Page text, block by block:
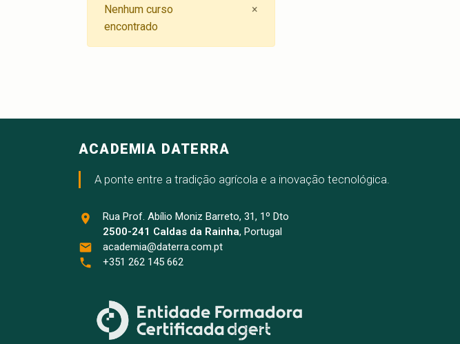
×
Nenhum curso
encontrado
ACADEMIA DATERRA
A ponte entre a tradição agrícola e a inovação tecnológica.
Rua Prof. Abílio Moniz Barreto, 31, 1º Dto
2500-241 Caldas da Rainha, Portugal
academia@daterra.com.pt
+351 262 145 662